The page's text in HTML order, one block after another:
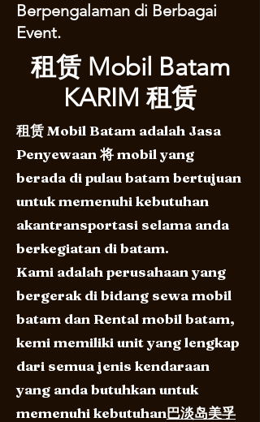
Berpengalaman di Berbagai
Event.
租赁 Mobil Batam
KARIM 租赁
租赁 Mobil Batam adalah Jasa
Penyewaan 将 mobil yang
berada di pulau batam bertujuan
untuk memenuhi kebutuhan
akantransportasi selama anda
berkegiatan di batam.
Kami adalah perusahaan yang
bergerak di bidang sewa mobil
batam dan Rental mobil batam,
kemi memiliki unit yang lengkap
dari semua jenis kendaraan
yang anda butuhkan untuk
memenuhi kebutuhan巴淡岛美孚